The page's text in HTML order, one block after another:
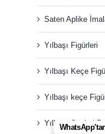
Saten Aplike
Yılbaşı Figürleri
Yılbaşı Keçe
Yılbaşı keçe
Yılbaşı Süsleri